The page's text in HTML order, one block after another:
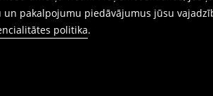
pakalpojumu piedāvājumus jūsu
politika.